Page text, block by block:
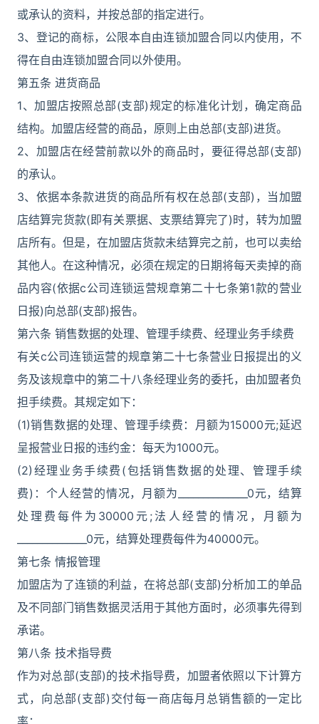
或承认的资料，并按总部的指定进行。
3、登记的商标，公限本自由连锁加盟合同以内使用，不
得在自由连锁加盟合同以外使用。
第五条 进货商品
1、加盟店按照总部(支部)规定的标准化计划，确定商品
结构。加盟店经营的商品，原则上由总部(支部)进货。
2、加盟店在经营前款以外的商品时，要征得总部(支部)
的承认。
3、依据本条款进货的商品所有权在总部(支部)，当加盟
店结算完货款(即有关票据、支票结算完了)时，转为加盟
店所有。但是，在加盟店货款未结算完之前，也可以卖给
其他人。在这种情况，必须在规定的日期将每天卖掉的商
品内容(依据c公司连锁运营规章第二十七条第1款的营业
日报)向总部(支部)报告。
第六条 销售数据的处理、管理手续费、经理业务手续费
有关c公司连锁运营的规章第二十七条营业日报提出的义
务及该规章中的第二十八条经理业务的委托，由加盟者负
担手续费。其规定如下：
(1)销售数据的处理、管理手续费：月额为15000元;延迟
呈报营业日报的违约金：每天为1000元。
(2)经理业务手续费(包括销售数据的处理、管理手续
费)：个人经营的情况，月额为______________0元，结算
处理费每件为30000元;法人经营的情况，月额为
______________0元，结算处理费每件为40000元。
第七条 情报管理
加盟店为了连锁的利益，在将总部(支部)分析加工的单品
及不同部门销售数据灵活用于其他方面时，必须事先得到
承诺。
第八条 技术指导费
作为对总部(支部)的技术指导费，加盟者依照以下计算方
式，向总部(支部)交付每一商店每月总销售额的一定比
率：